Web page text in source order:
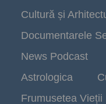
Cultură și
Documentarele
News Podcast
Astrologica
Frumusetea Vieții